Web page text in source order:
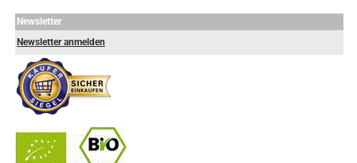
Newsletter
Newsletter anmelden